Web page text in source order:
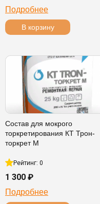
Подробнее
В корзину
Состав для мокрого
торкретирования КТ Трон-
торкрет М
Рейтинг: 0
1 300 ₽
Подробнее